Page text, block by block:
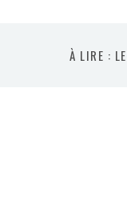
À LIRE :